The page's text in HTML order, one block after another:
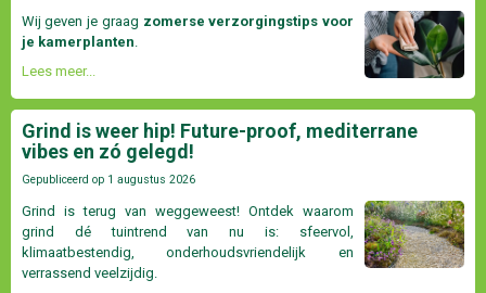
Wij geven je graag zomerse verzorgingstips voor
je kamerplanten.
Lees meer...
Grind is weer hip! Future-proof, mediterrane
vibes en zó gelegd!
Gepubliceerd op 1 augustus 2026
Grind is terug van weggeweest! Ontdek waarom
grind dé tuintrend van nu is: sfeervol,
klimaatbestendig, onderhoudsvriendelijk en
verrassend veelzijdig.